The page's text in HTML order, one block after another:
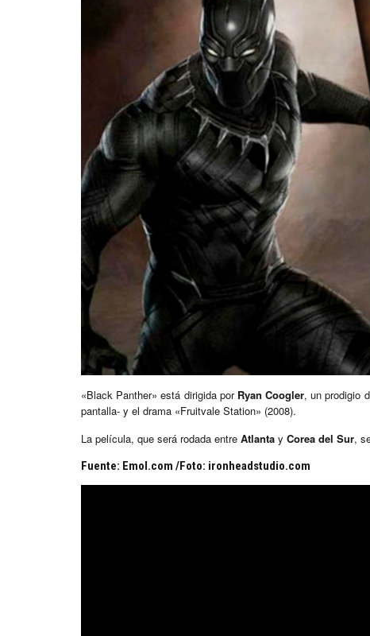
«Black Panther» está dirigida por Ryan Coogler, un prodigio
pantalla- y el drama «Fruitvale Station» (2008).
La película, que será rodada entre Atlanta y Corea del Sur,
Fuente: Emol.com /Foto: ironheadstudio.com